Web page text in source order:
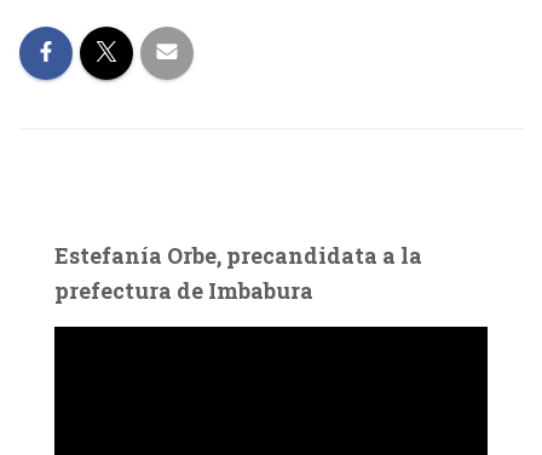
Estefanía Orbe, precandidata a la
prefectura de Imbabura